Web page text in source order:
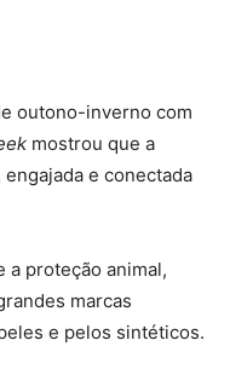
outono-inverno com
mostrou que a
e conectada
a proteção animal,
marcas
e pelos sintéticos.